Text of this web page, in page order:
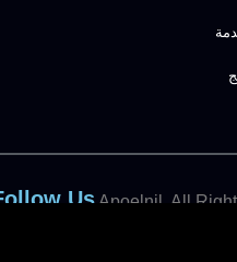
© 2025 Apoelnil. All
Us